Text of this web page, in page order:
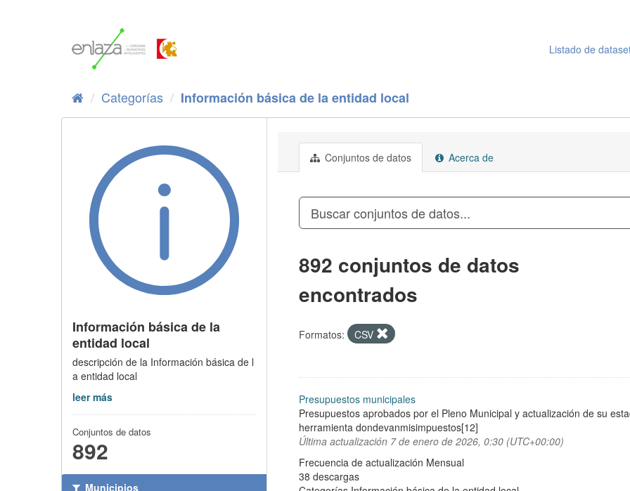
Listado de
Categorías Información básica de la entidad local
Información básica de la
entidad local
descripción de la Información básica de l
a entidad local
leer más
Conjuntos de datos
892
Municipios
Conjuntos de datos Acerca de
892 conjuntos de datos
encontrados
Formatos: CSV
Presupuestos municipales
Presupuestos aprobados por el Pleno Municipal y actualización de su
herramienta dondevanmisimpuestos[12]
Última actualización 7 de enero de 2026, 0:30 (UTC+00:00)
Frecuencia de actualización Mensual
38 descargas